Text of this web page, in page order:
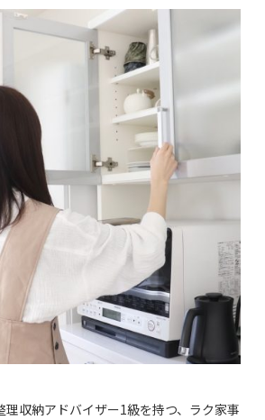
理収納アドバイザー1級を持つ、ラク家事